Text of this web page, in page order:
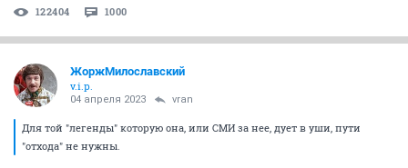
122404 1000
ЖоржМилославский
v.i.p.
04 апреля 2023 vran
Для той "легенды" которую она, или СМИ за нее, дует в уши, пути
"отхода" не нужны.